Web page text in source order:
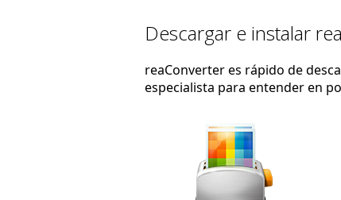
Descargar e instalar
reaConverter es rápido de
especialista para entender en